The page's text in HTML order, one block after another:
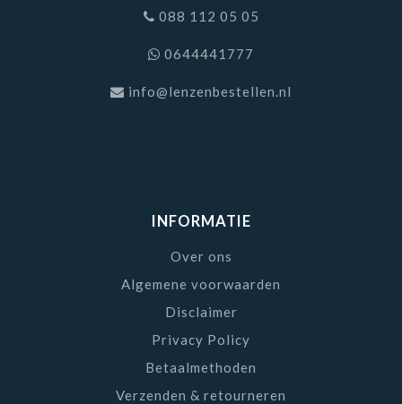
088 112 05 05
0644441777
info@lenzenbestellen.nl
INFORMATIE
Over ons
Algemene voorwaarden
Disclaimer
Privacy Policy
Betaalmethoden
Verzenden & retourneren